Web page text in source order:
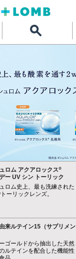
ロム アクアロックス®
ー UV シン トーリック
ロム史上、最も洗練された
ーリックレンズ。
来ルテイン15（サプリメン
ゴールドから抽出した天然
ルテインを配合した機能性